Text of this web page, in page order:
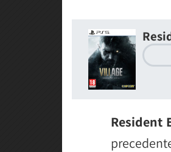
Resident